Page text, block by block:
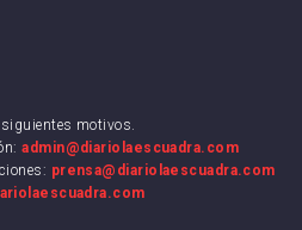
motivos.
admin@diariolaescuadra.com
prensa@diariolaescuadra.com